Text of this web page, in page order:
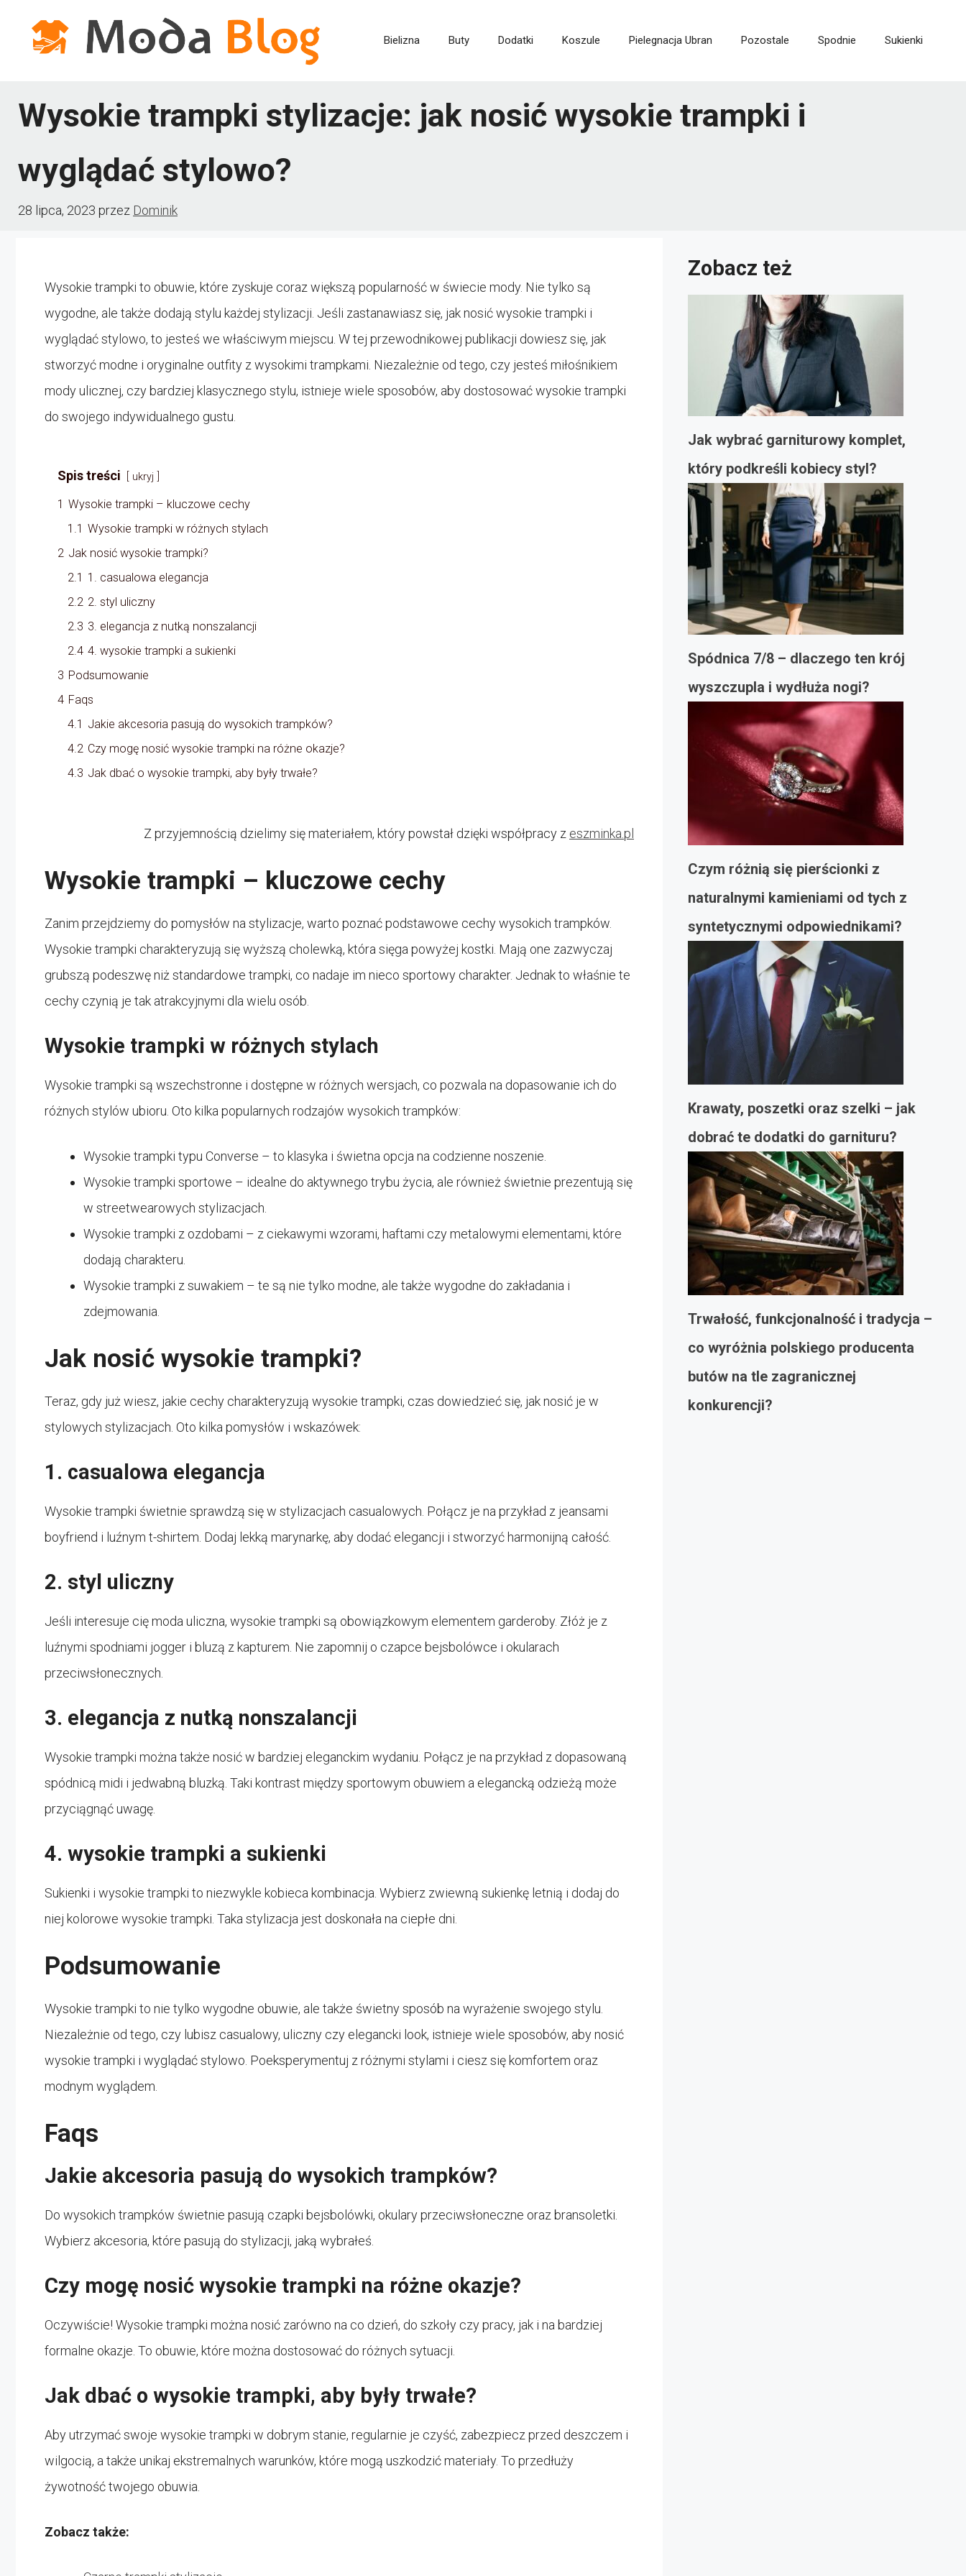
Bielizna Buty Dodatki Koszule Pielegnacja Ubran Pozostale Spodnie Sukienki
Wysokie trampki stylizacje: jak nosić wysokie trampki i
wyglądać stylowo?
28 lipca, 2023 przez Dominik
Wysokie trampki to obuwie, które zyskuje coraz większą popularność w świecie mody. Nie tylko są
wygodne, ale także dodają stylu każdej stylizacji. Jeśli zastanawiasz się, jak nosić wysokie trampki i
wyglądać stylowo, to jesteś we właściwym miejscu. W tej przewodnikowej publikacji dowiesz się, jak
stworzyć modne i oryginalne outfity z wysokimi trampkami. Niezależnie od tego, czy jesteś miłośnikiem
mody ulicznej, czy bardziej klasycznego stylu, istnieje wiele sposobów, aby dostosować wysokie trampki
do swojego indywidualnego gustu.
Spis treści ukryj
1 Wysokie trampki – kluczowe cechy
1.1 Wysokie trampki w różnych stylach
2 Jak nosić wysokie trampki?
2.1 1. casualowa elegancja
2.2 2. styl uliczny
2.3 3. elegancja z nutką nonszalancji
2.4 4. wysokie trampki a sukienki
3 Podsumowanie
4 Faqs
4.1 Jakie akcesoria pasują do wysokich trampków?
4.2 Czy mogę nosić wysokie trampki na różne okazje?
4.3 Jak dbać o wysokie trampki, aby były trwałe?
Z przyjemnością dzielimy się materiałem, który powstał dzięki współpracy z eszminka.pl
Wysokie trampki – kluczowe cechy
Zanim przejdziemy do pomysłów na stylizacje, warto poznać podstawowe cechy wysokich trampków.
Wysokie trampki charakteryzują się wyższą cholewką, która sięga powyżej kostki. Mają one zazwyczaj
grubszą podeszwę niż standardowe trampki, co nadaje im nieco sportowy charakter. Jednak to właśnie te
cechy czynią je tak atrakcyjnymi dla wielu osób.
Wysokie trampki w różnych stylach
Wysokie trampki są wszechstronne i dostępne w różnych wersjach, co pozwala na dopasowanie ich do
różnych stylów ubioru. Oto kilka popularnych rodzajów wysokich trampków:
Wysokie trampki typu Converse – to klasyka i świetna opcja na codzienne noszenie.
Wysokie trampki sportowe – idealne do aktywnego trybu życia, ale również świetnie prezentują się
w streetwearowych stylizacjach.
Wysokie trampki z ozdobami – z ciekawymi wzorami, haftami czy metalowymi elementami, które
dodają charakteru.
Wysokie trampki z suwakiem – te są nie tylko modne, ale także wygodne do zakładania i
zdejmowania.
Jak nosić wysokie trampki?
Teraz, gdy już wiesz, jakie cechy charakteryzują wysokie trampki, czas dowiedzieć się, jak nosić je w
stylowych stylizacjach. Oto kilka pomysłów i wskazówek:
1. casualowa elegancja
Wysokie trampki świetnie sprawdzą się w stylizacjach casualowych. Połącz je na przykład z jeansami
boyfriend i luźnym t-shirtem. Dodaj lekką marynarkę, aby dodać elegancji i stworzyć harmonijną całość.
2. styl uliczny
Jeśli interesuje cię moda uliczna, wysokie trampki są obowiązkowym elementem garderoby. Złóż je z
luźnymi spodniami jogger i bluzą z kapturem. Nie zapomnij o czapce bejsbolówce i okularach
przeciwsłonecznych.
3. elegancja z nutką nonszalancji
Wysokie trampki można także nosić w bardziej eleganckim wydaniu. Połącz je na przykład z dopasowaną
spódnicą midi i jedwabną bluzką. Taki kontrast między sportowym obuwiem a elegancką odzieżą może
przyciągnąć uwagę.
4. wysokie trampki a sukienki
Sukienki i wysokie trampki to niezwykle kobieca kombinacja. Wybierz zwiewną sukienkę letnią i dodaj do
niej kolorowe wysokie trampki. Taka stylizacja jest doskonała na ciepłe dni.
Podsumowanie
Wysokie trampki to nie tylko wygodne obuwie, ale także świetny sposób na wyrażenie swojego stylu.
Niezależnie od tego, czy lubisz casualowy, uliczny czy elegancki look, istnieje wiele sposobów, aby nosić
wysokie trampki i wyglądać stylowo. Poeksperymentuj z różnymi stylami i ciesz się komfortem oraz
modnym wyglądem.
Faqs
Jakie akcesoria pasują do wysokich trampków?
Do wysokich trampków świetnie pasują czapki bejsbolówki, okulary przeciwsłoneczne oraz bransoletki.
Wybierz akcesoria, które pasują do stylizacji, jaką wybrałeś.
Czy mogę nosić wysokie trampki na różne okazje?
Oczywiście! Wysokie trampki można nosić zarówno na co dzień, do szkoły czy pracy, jak i na bardziej
formalne okazje. To obuwie, które można dostosować do różnych sytuacji.
Jak dbać o wysokie trampki, aby były trwałe?
Aby utrzymać swoje wysokie trampki w dobrym stanie, regularnie je czyść, zabezpiecz przed deszczem i
wilgocią, a także unikaj ekstremalnych warunków, które mogą uszkodzić materiały. To przedłuży
żywotność twojego obuwia.
Zobacz także:
Zobacz też
Jak wybrać garniturowy komplet,
który podkreśli kobiecy styl?
Spódnica 7/8 – dlaczego ten krój
wyszczupla i wydłuża nogi?
Czym różnią się pierścionki z
naturalnymi kamieniami od tych z
syntetycznymi odpowiednikami?
Krawaty, poszetki oraz szelki – jak
dobrać te dodatki do garnituru?
Trwałość, funkcjonalność i tradycja –
co wyróżnia polskiego producenta
butów na tle zagranicznej
konkurencji?